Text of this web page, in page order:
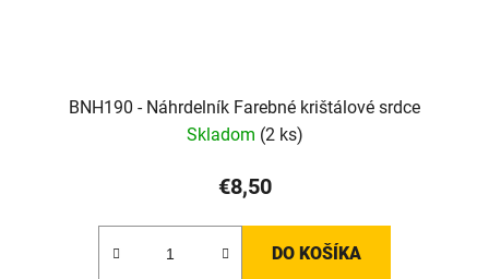
BNH190 - Náhrdelník Farebné krištálové srdce
Skladom (2 ks)
€8,50
DO KOŠÍKA